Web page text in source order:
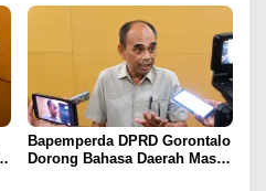
Bapemperda DPRD Gorontalo
Dorong Bahasa Daerah Masuk